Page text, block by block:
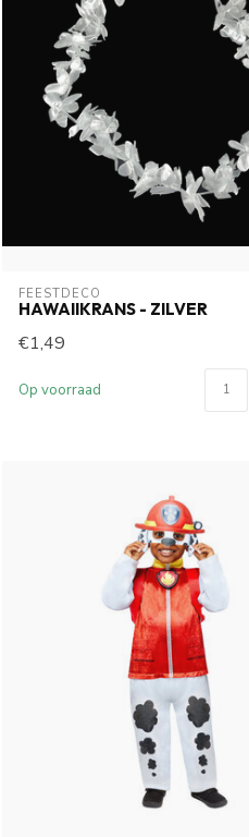
FEESTDECO
HAWAIIKRANS - ZILVER
€1,49
Op voorraad